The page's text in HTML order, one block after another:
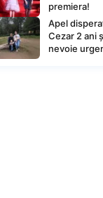
premiera!
Apel
Cezar 2 ani
nevoie